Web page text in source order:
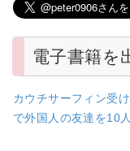
電子書籍を
カウチサーフィン受
で外国人の友達を10